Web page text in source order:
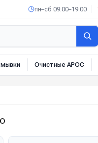
пн–сб 09:00–19:00
Очистные АРОС